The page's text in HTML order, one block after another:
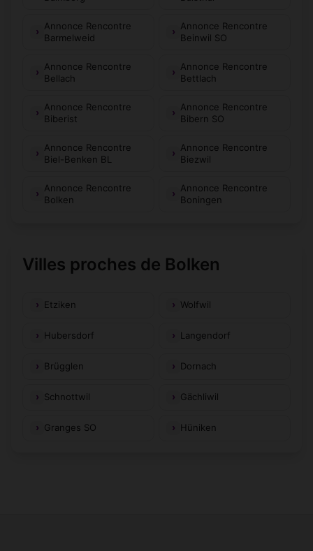
Annonce Rencontre
Barmelweid
Annonce Rencontre
Beinwil SO
Annonce Rencontre
Bellach
Annonce Rencontre
Bettlach
Annonce Rencontre
Biberist
Annonce Rencontre
Bibern SO
Annonce Rencontre
Biel-Benken BL
Annonce Rencontre
Biezwil
Annonce Rencontre
Bolken
Annonce Rencontre
Boningen
Villes proches de Bolken
Etziken Wolfwil
Hubersdorf Langendorf
Brügglen Dornach
Schnottwil Gächliwil
Granges SO Hüniken